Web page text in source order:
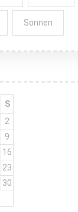
Sonnen
S
2
9
16
23
30